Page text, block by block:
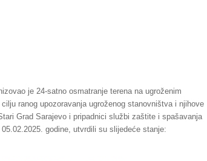
je 24-satno osmatranje terena na ugroženim
ranog upozoravanja ugroženog stanovništva i njihove
Grad Sarajevo i pripadnici službi zaštite i spašavanja
godine, utvrdili su slijedeće stanje: